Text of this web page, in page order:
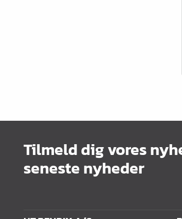
Tilmeld dig vores
seneste nyheder